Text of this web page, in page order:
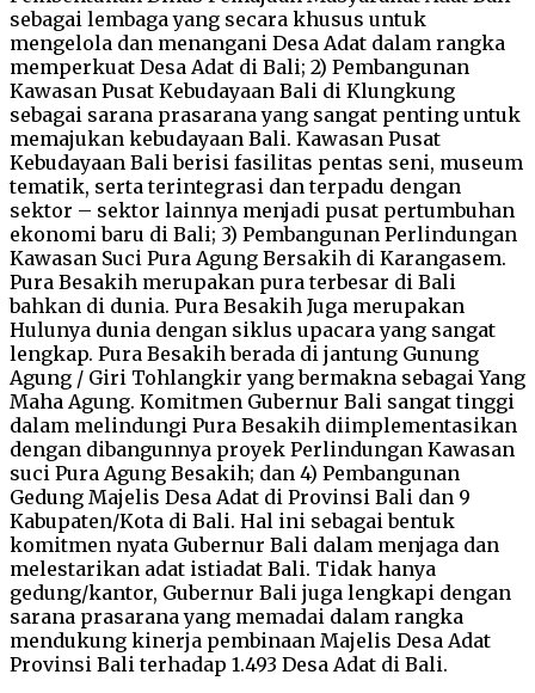
sebagai lembaga yang secara khusus untuk
mengelola dan menangani Desa Adat dalam rangka
memperkuat Desa Adat di Bali; 2) Pembangunan
Kawasan Pusat Kebudayaan Bali di Klungkung
sebagai sarana prasarana yang sangat penting untuk
memajukan kebudayaan Bali. Kawasan Pusat
Kebudayaan Bali berisi fasilitas pentas seni, museum
tematik, serta terintegrasi dan terpadu dengan
sektor – sektor lainnya menjadi pusat pertumbuhan
ekonomi baru di Bali; 3) Pembangunan Perlindungan
Kawasan Suci Pura Agung Bersakih di Karangasem.
Pura Besakih merupakan pura terbesar di Bali
bahkan di dunia. Pura Besakih Juga merupakan
Hulunya dunia dengan siklus upacara yang sangat
lengkap. Pura Besakih berada di jantung Gunung
Agung / Giri Tohlangkir yang bermakna sebagai Yang
Maha Agung. Komitmen Gubernur Bali sangat tinggi
dalam melindungi Pura Besakih diimplementasikan
dengan dibangunnya proyek Perlindungan Kawasan
suci Pura Agung Besakih; dan 4) Pembangunan
Gedung Majelis Desa Adat di Provinsi Bali dan 9
Kabupaten/Kota di Bali. Hal ini sebagai bentuk
komitmen nyata Gubernur Bali dalam menjaga dan
melestarikan adat istiadat Bali. Tidak hanya
gedung/kantor, Gubernur Bali juga lengkapi dengan
sarana prasarana yang memadai dalam rangka
mendukung kinerja pembinaan Majelis Desa Adat
Provinsi Bali terhadap 1.493 Desa Adat di Bali.